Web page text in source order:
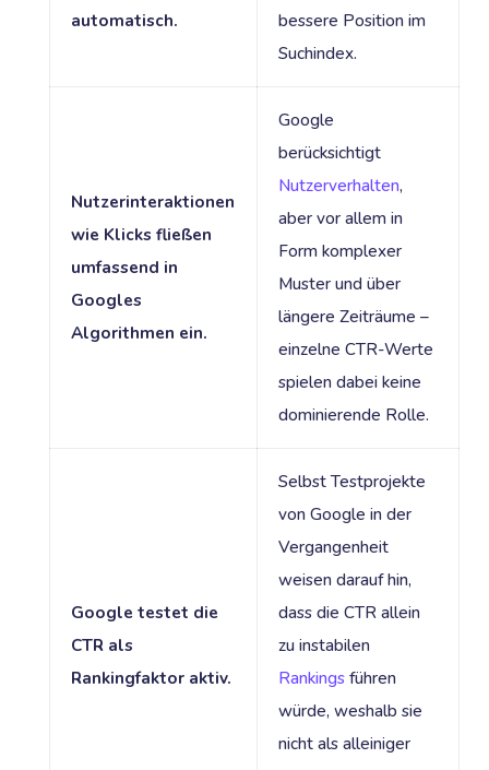
automatisch.
bessere Position im
Suchindex.
Nutzerinteraktionen
wie Klicks fließen
umfassend in
Googles
Algorithmen ein.
Google
berücksichtigt
Nutzerverhalten,
aber vor allem in
Form komplexer
Muster und über
längere Zeiträume –
einzelne CTR-Werte
spielen dabei keine
dominierende Rolle.
Google testet die
CTR als
Rankingfaktor aktiv.
Selbst Testprojekte
von Google in der
Vergangenheit
weisen darauf hin,
dass die CTR allein
zu instabilen
Rankingsführen
würde, weshalb sie
nicht als alleiniger